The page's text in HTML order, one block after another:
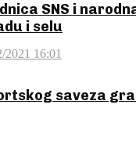
SNS i
i selu
2021 16:01
saveza